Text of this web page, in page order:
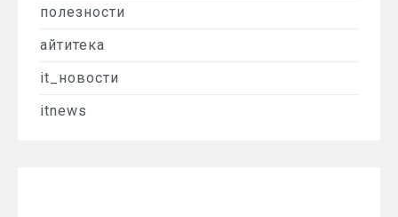
полезности
айтитека
it_новости
itnews